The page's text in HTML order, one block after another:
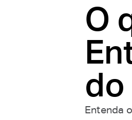
O
Entenda